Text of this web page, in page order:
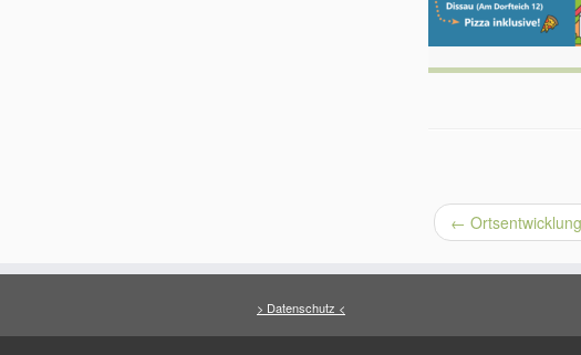
←
> Datenschutz <